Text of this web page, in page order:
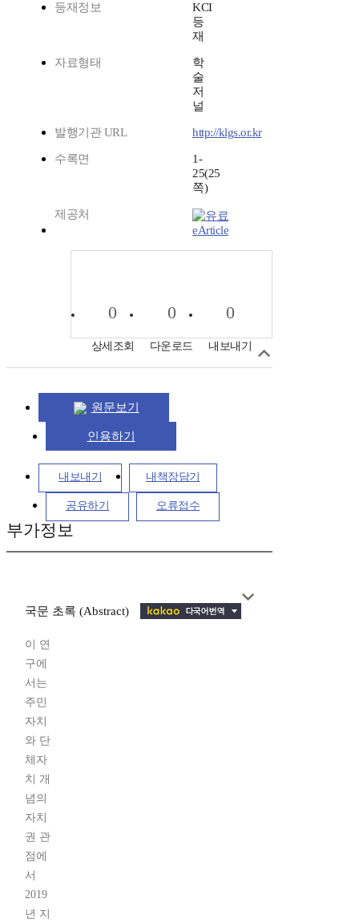
등재정보
KCI
등
재
자료형태
학
술
저
널
발행기관 URL http://klgs.or.kr
수록면
1-
25(25
쪽)
제공처
eArticle
0
상세조회
0
다운로드
0
내보내기
원문보기
인용하기
내보내기 내책장담기
공유하기 오류접수
부가정보
국문 초록 (Abstract)
이 연
구에
서는
주민
자치
와 단
체자
치 개
념의
자치
권 관
점에
서
2019
년 지